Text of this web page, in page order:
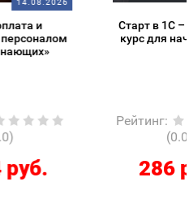
14.08.2026
Старт в 1С – обзорный
курс для начинающих
Рейтинг
286 руб.